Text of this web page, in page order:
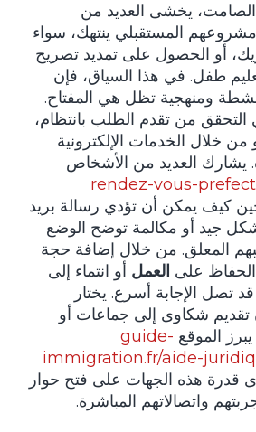
الصامت، يخشى العديد من
مشروعهم المستقبلي ينتهك، سواء
أو الحصول على تمديد تصريح
طفل. في هذا السياق، فإن
نشطة ومنهجية تظل هي المفتاح.
من تقدم الطلب بانتظام،
من خلال الخدمات الإلكترونية
. يشارك العديد من الأشخاص
rendez-vous-
كيف يمكن أن تؤدي رسالة بريد
جيد أو مكالمة توضح الوضع
المعلق. من خلال إضافة حجة
على العمل أو انتماء إلى
قد تصل الإجابة أسرع. يختار
شكاوى إلى جماعات أو
الموقع guide-
immigration.fr/aide-
قدرة هذه الجهات على فتح حوار
واتصالاتهم المباشرة.